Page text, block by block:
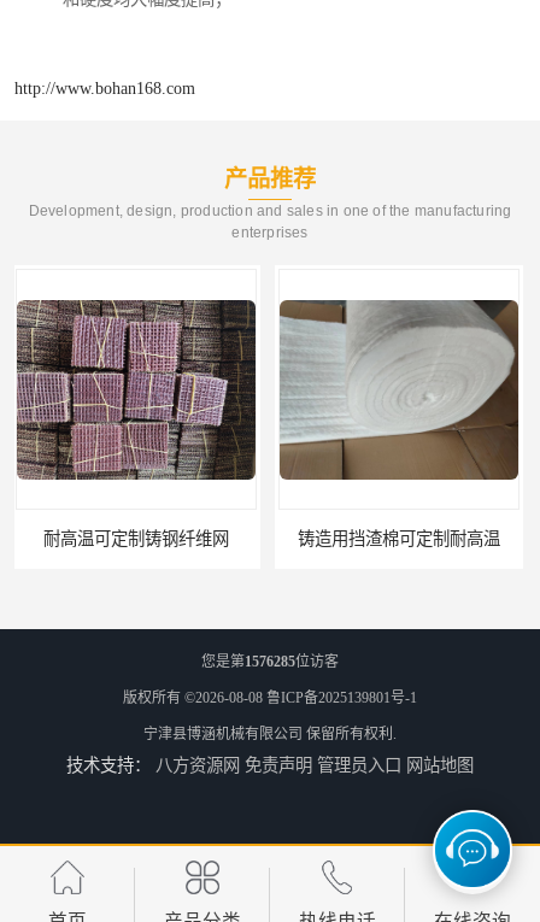
http://www.bohan168.com
产品推荐
Development, design, production and sales in one of the manufacturing
enterprises
铸造用挡渣棉可定制耐高温 西安铸造过滤网
延安铸造过滤网 喀什铸造过滤网
您是第1576285位访客
版权所有 ©2026-08-08 鲁ICP备2025139801号-1
宁津县博涵机械有限公司 保留所有权利.
技术支持： 八方资源网 免责声明 管理员入口 网站地图